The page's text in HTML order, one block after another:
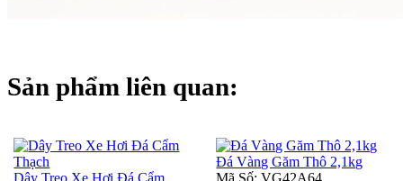
Sản phẩm liên quan:
Dây Treo Xe Hơi Đá Cẩm
Đá Vàng Găm Thô 2,1kg
Mã Số: VG42A64